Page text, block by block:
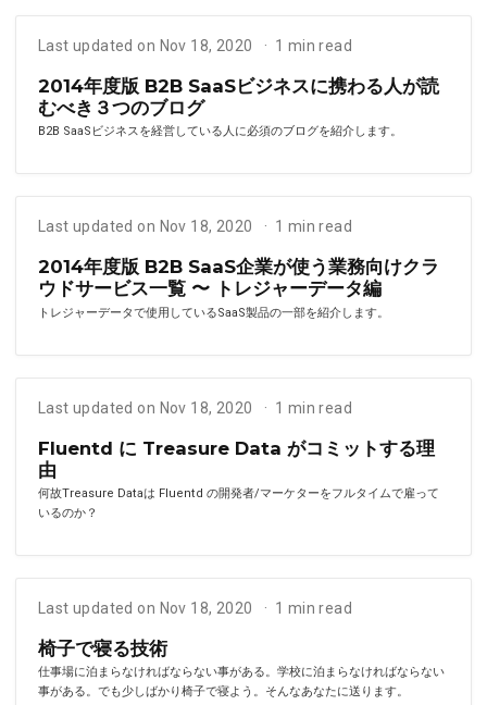
Last updated on Nov 18, 2020 1 min read
2014年度版 B2B SaaSビジネスに携わる人が読
むべき３つのブログ
B2B SaaSビジネスを経営している人に必須のブログを紹介します。
Last updated on Nov 18, 2020 1 min read
2014年度版 B2B SaaS企業が使う業務向けクラ
ウドサービス一覧 〜 トレジャーデータ編
トレジャーデータで使用しているSaaS製品の一部を紹介します。
Last updated on Nov 18, 2020 1 min read
Fluentd に Treasure Data がコミットする理
由
何故Treasure Dataは Fluentd の開発者/マーケターをフルタイムで雇って
いるのか？
Last updated on Nov 18, 2020 1 min read
椅子で寝る技術
仕事場に泊まらなければならない事がある。学校に泊まらなければならない
事がある。でも少しばかり椅子で寝よう。そんなあなたに送ります。